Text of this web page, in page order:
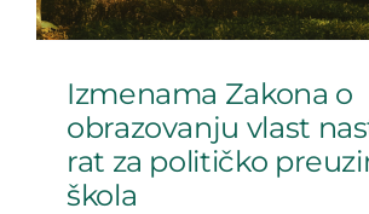
Izmenama Zakona o
obrazovanju vlast
rat za političko
škola